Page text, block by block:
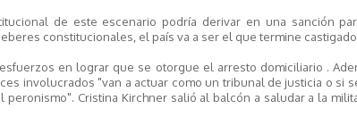
de este escenario podría derivar en una sanción
constitucionales, el país va a ser el que termine
en lograr que se otorgue el arresto domiciliario .
involucrados "van a actuar como un tribunal de justicia o si
Cristina Kirchner salió al balcón a saludar a la